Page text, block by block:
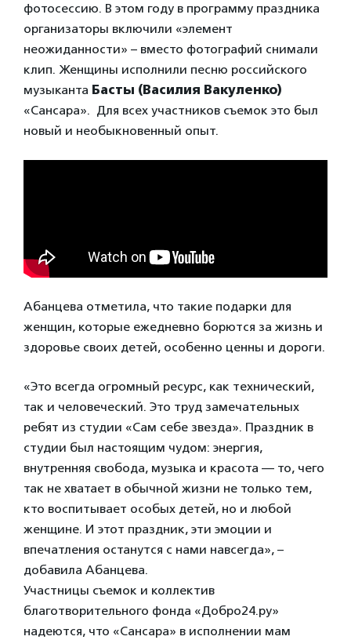
фотосессию. В этом году в программу праздника
организаторы включили «элемент
неожиданности» – вместо фотографий снимали
клип. Женщины исполнили песню российского
музыканта Басты (Василия Вакуленко)
«Сансара». Для всех участников съемок это был
новый и необыкновенный опыт.
Абанцева отметила, что такие подарки для
женщин, которые ежедневно борются за жизнь и
здоровье своих детей, особенно ценны и дороги.
«Это всегда огромный ресурс, как технический,
так и человеческий. Это труд замечательных
ребят из студии «Сам себе звезда». Праздник в
студии был настоящим чудом: энергия,
внутренняя свобода, музыка и красота — то, чего
так не хватает в обычной жизни не только тем,
кто воспитывает особых детей, но и любой
женщине. И этот праздник, эти эмоции и
впечатления останутся с нами навсегда», –
добавила Абанцева.
Участницы съемок и коллектив
благотворительного фонда «Добро24.ру»
надеются, что «Сансара» в исполнении мам